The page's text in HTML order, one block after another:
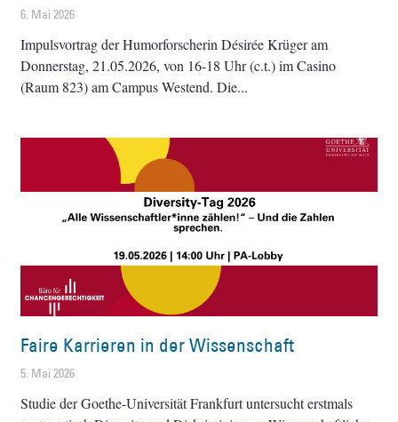
6. Mai 2026
Impulsvortrag der Humorforscherin Désirée Krüger am
Donnerstag, 21.05.2026, von 16-18 Uhr (c.t.) im Casino
(Raum 823) am Campus Westend. Die
Faire Karrieren in der Wissenschaft
5. Mai 2026
Studie der Goethe-Universität Frankfurt untersucht erstmals